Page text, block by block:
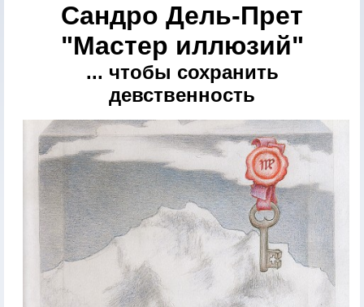
Сандро Дель-Прет
"Мастер иллюзий"
... чтобы сохранить
девственность